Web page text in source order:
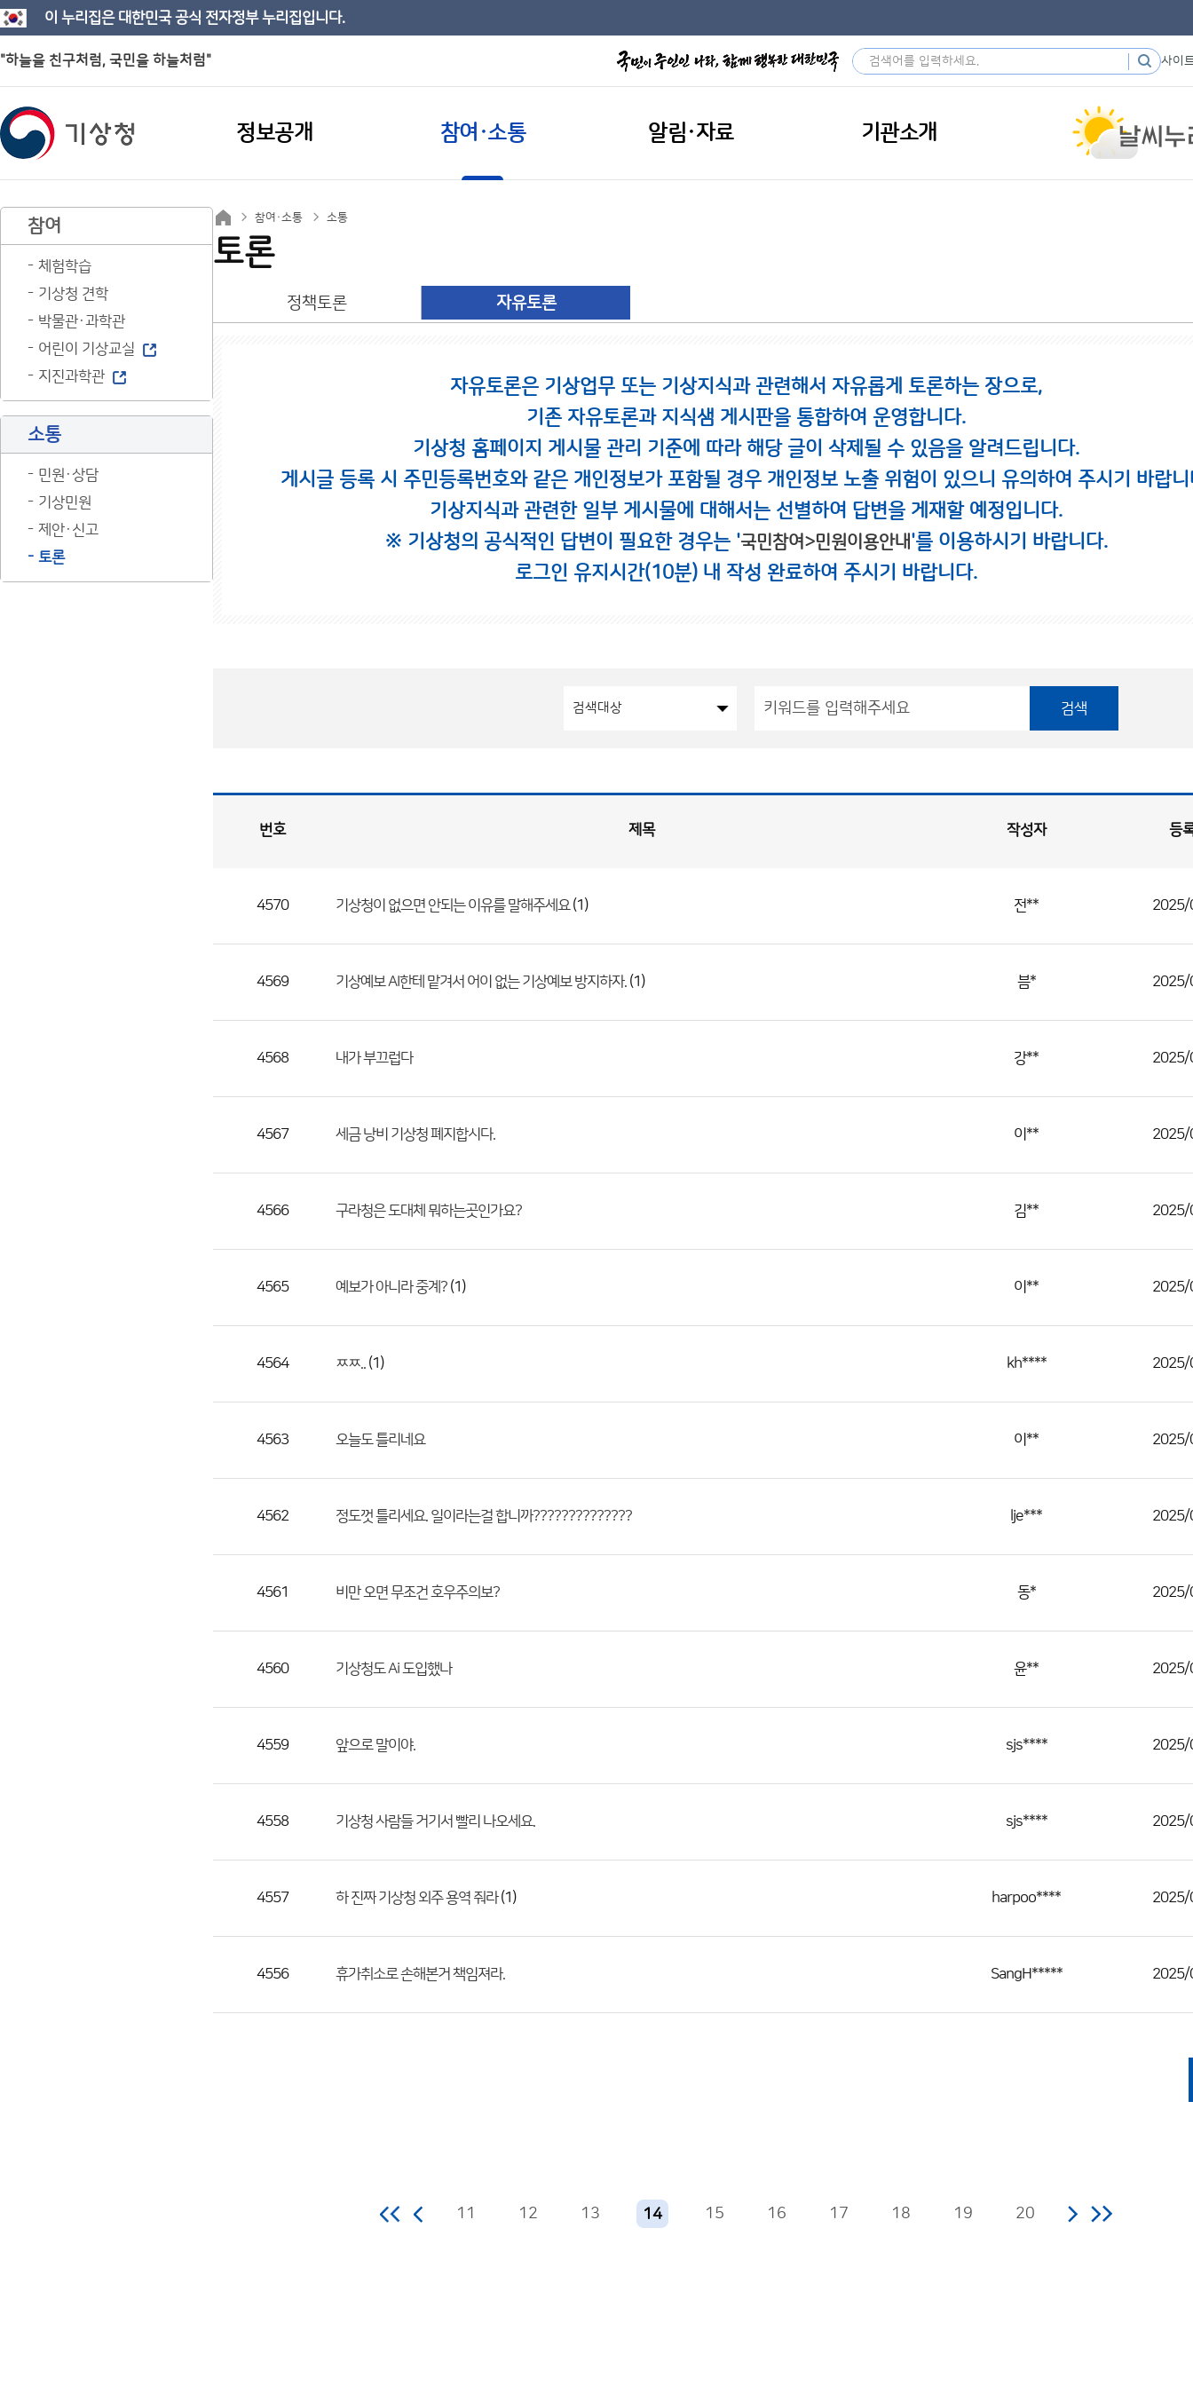
이 누리집은 대한민국 공식 전자정부 누리집입니다.
"하늘을 친구처럼, 국민을 하늘처럼" 사이
정보공개 참여·소통 알림·자료 기관소개
참여
체험학습
기상청 견학
박물관·과학관
어린이 기상교실
지진과학관
소통
민원·상담
기상민원
제안·신고
토론
참여·소통 소통
토론
정책토론 자유토론
자유토론은 기상업무 또는 기상지식과 관련해서 자유롭게 토론하는 장으로,
기존 자유토론과 지식샘 게시판을 통합하여 운영합니다.
기상청 홈페이지 게시물 관리 기준에 따라 해당 글이 삭제될 수 있음을 알려드립니다.
게시글 등록 시 주민등록번호와 같은 개인정보가 포함될 경우 개인정보 노출 위험이 있으니 유의하여 주시기 바랍니
기상지식과 관련한 일부 게시물에 대해서는 선별하여 답변을 게재할 예정입니다.
※ 기상청의 공식적인 답변이 필요한 경우는 '국민참여>민원이용안내'를 이용하시기 바랍니다.
로그인 유지시간(10분) 내 작성 완료하여 주시기 바랍니다.
검색
로
제
성
다.
번호 제목 작성자 등
4570 기상청이 없으면 안되는 이유를 말해주세요(1) 전** 2025/
4569 기상예보 AI한테 맡겨서 어이 없는 기상예보 방지하자. (1) 븜* 2025/
4568 내가 부끄럽다 강** 2025/
4567 세금 낭비 기상청 폐지합시다. 이** 2025/
4566 구라청은 도대체 뭐하는곳인가요? 김** 2025/
4565 예보가 아니라 중계? (1) 이** 2025/
4564 ㅉㅉ.. (1) kh**** 2025/
4563 오늘도 틀리네요 이** 2025/
4562 정도껏 틀리세요. 일이라는걸 합니까?????????????? lje*** 2025/
4561 비만 오면 무조건 호우주의보? 동* 2025/
4560 기상청도 Ai 도입했나 윤** 2025/
4559 앞으로 말이야. sjs**** 2025/
4558 기상청 사람들 거기서 빨리 나오세요. sjs**** 2025/
4557 하 진짜 기상청 외주 용역 줘라(1) harpoo**** 2025/
4556 휴가취소로 손해본거 책임져라. SangH***** 2025/
11 12 13 14 15 16 17 18 19 20